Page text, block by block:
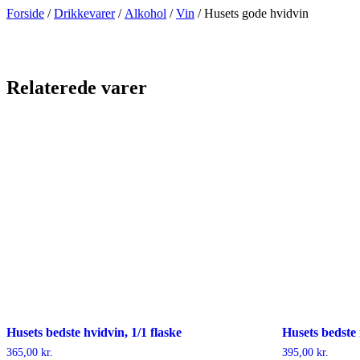
Videre
Forside /Drikkevarer/ Alkohol /Vin / Husets gode hvidvin
Relaterede varer
Husets bedste hvidvin, 1/1 flaske
365,00 kr.
Husets
395,00kr.